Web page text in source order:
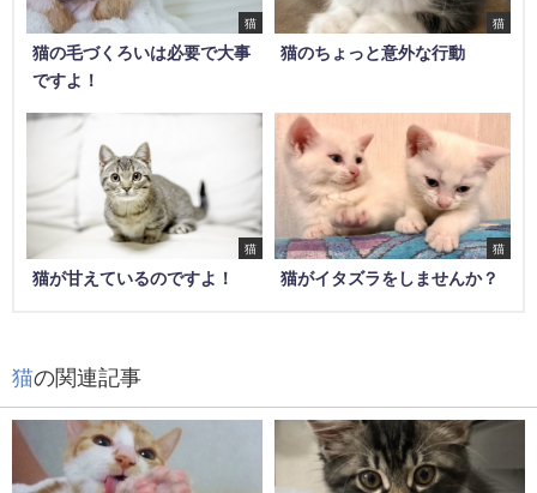
猫
猫の毛づくろいは必要で大事
ですよ！
猫
猫のちょっと意外な行動
猫
猫が甘えているのですよ！
猫
猫がイタズラをしませんか？
猫の関連記事